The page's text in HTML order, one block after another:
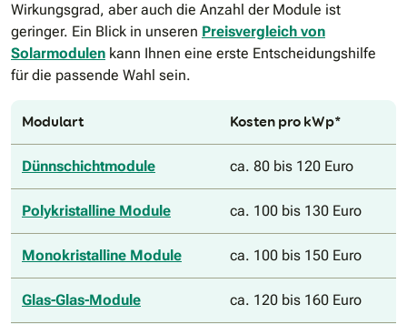
Wirkungsgrad, aber auch die Anzahl der Module ist
geringer. Ein Blick in unseren Preisvergleich von
Solarmodulen kann Ihnen eine erste Entscheidungshilfe
für die passende Wahl sein.
Modulart Kosten pro kWp*
Dünnschichtmodule ca. 80 bis 120 Euro
Polykristalline Module ca. 100 bis 130 Euro
Monokristalline Module ca. 100 bis 150 Euro
Glas-Glas-Module ca. 120 bis 160 Euro